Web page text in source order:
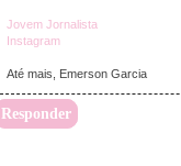
Jovem Jornalista
Instagram
Até mais, Emerson Garcia
Responder